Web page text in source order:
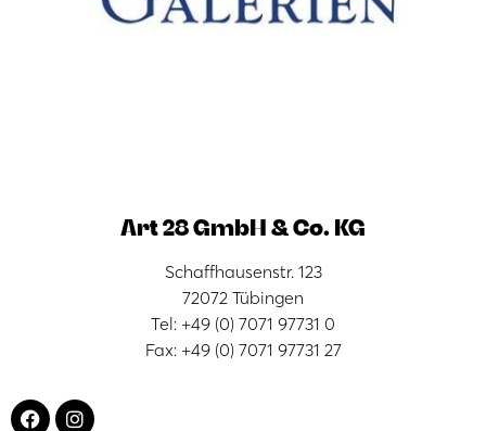
Art 28 GmbH & Co. KG
Schaffhausenstr. 123
72072 Tübingen
Tel: +49 (0) 7071 97731 0
Fax: +49 (0) 7071 97731 27